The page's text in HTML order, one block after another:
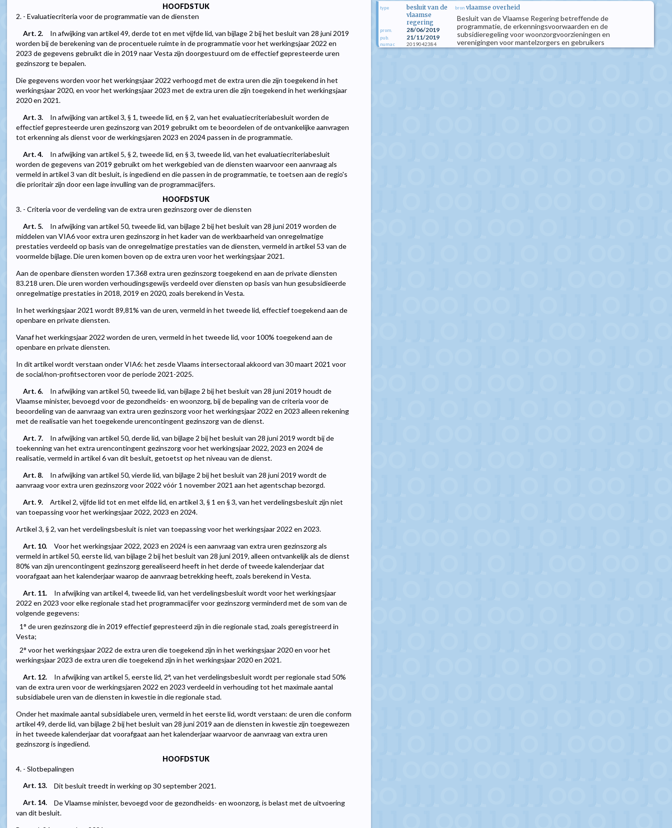
HOOFDSTUK
2. - Evaluatiecriteria voor de programmatie van de diensten
Art. 2.
In afwijking van artikel 49, derde tot en met vijfde lid, van bijlage 2 bij het besluit van 28 juni 2019
worden bij de berekening van de procentuele ruimte in de programmatie voor het werkingsjaar 2022 en
2023 de gegevens gebruikt die in 2019 naar Vesta zijn doorgestuurd om de effectief gepresteerde uren
gezinszorg te bepalen.
Die gegevens worden voor het werkingsjaar 2022 verhoogd met de extra uren die zijn toegekend in het
werkingsjaar 2020, en voor het werkingsjaar 2023 met de extra uren die zijn toegekend in het werkingsjaar
2020 en 2021.
Art. 3.
In afwijking van artikel 3, § 1, tweede lid, en § 2, van het evaluatiecriteriabesluit worden de
effectief gepresteerde uren gezinszorg van 2019 gebruikt om te beoordelen of de ontvankelijke aanvragen
tot erkenning als dienst voor de werkingsjaren 2023 en 2024 passen in de programmatie.
Art. 4.
In afwijking van artikel 5, § 2, tweede lid, en § 3, tweede lid, van het evaluatiecriteriabesluit
worden de gegevens van 2019 gebruikt om het werkgebied van de diensten waarvoor een aanvraag als
vermeld in artikel 3 van dit besluit, is ingediend en die passen in de programmatie, te toetsen aan de regio's
die prioritair zijn door een lage invulling van de programmacijfers.
HOOFDSTUK
3. - Criteria voor de verdeling van de extra uren gezinszorg over de diensten
Art. 5.
In afwijking van artikel 50, tweede lid, van bijlage 2 bij het besluit van 28 juni 2019 worden de
middelen van VIA6 voor extra uren gezinszorg in het kader van de werkbaarheid van onregelmatige
prestaties verdeeld op basis van de onregelmatige prestaties van de diensten, vermeld in artikel 53 van de
voormelde bijlage. Die uren komen boven op de extra uren voor het werkingsjaar 2021.
Aan de openbare diensten worden 17.368 extra uren gezinszorg toegekend en aan de private diensten
83.218 uren. Die uren worden verhoudingsgewijs verdeeld over diensten op basis van hun gesubsidieerde
onregelmatige prestaties in 2018, 2019 en 2020, zoals berekend in Vesta.
In het werkingsjaar 2021 wordt 89,81% van de uren, vermeld in het tweede lid, effectief toegekend aan de
openbare en private diensten.
Vanaf het werkingsjaar 2022 worden de uren, vermeld in het tweede lid, voor 100% toegekend aan de
openbare en private diensten.
In dit artikel wordt verstaan onder VIA6: het zesde Vlaams intersectoraal akkoord van 30 maart 2021 voor
de social/non-profitsectoren voor de periode 2021-2025.
Art. 6.
In afwijking van artikel 50, tweede lid, van bijlage 2 bij het besluit van 28 juni 2019 houdt de
Vlaamse minister, bevoegd voor de gezondheids- en woonzorg, bij de bepaling van de criteria voor de
beoordeling van de aanvraag van extra uren gezinszorg voor het werkingsjaar 2022 en 2023 alleen rekening
met de realisatie van het toegekende urencontingent gezinszorg van de dienst.
Art. 7.
In afwijking van artikel 50, derde lid, van bijlage 2 bij het besluit van 28 juni 2019 wordt bij de
toekenning van het extra urencontingent gezinszorg voor het werkingsjaar 2022, 2023 en 2024 de
realisatie, vermeld in artikel 6 van dit besluit, getoetst op het niveau van de dienst.
Art. 8.
In afwijking van artikel 50, vierde lid, van bijlage 2 bij het besluit van 28 juni 2019 wordt de
aanvraag voor extra uren gezinszorg voor 2022 vóór 1 november 2021 aan het agentschap bezorgd.
Art. 9.
Artikel 2, vijfde lid tot en met elfde lid, en artikel 3, § 1 en § 3, van het verdelingsbesluit zijn niet
van toepassing voor het werkingsjaar 2022, 2023 en 2024.
Artikel 3, § 2, van het verdelingsbesluit is niet van toepassing voor het werkingsjaar 2022 en 2023.
Art. 10.
Voor het werkingsjaar 2022, 2023 en 2024 is een aanvraag van extra uren gezinszorg als
vermeld in artikel 50, eerste lid, van bijlage 2 bij het besluit van 28 juni 2019, alleen ontvankelijk als de dienst
80% van zijn urencontingent gezinszorg gerealiseerd heeft in het derde of tweede kalenderjaar dat
voorafgaat aan het kalenderjaar waarop de aanvraag betrekking heeft, zoals berekend in Vesta.
Art. 11.
In afwijking van artikel 4, tweede lid, van het verdelingsbesluit wordt voor het werkingsjaar
2022 en 2023 voor elke regionale stad het programmacijfer voor gezinszorg verminderd met de som van de
volgende gegevens:
1° de uren gezinszorg die in 2019 effectief gepresteerd zijn in die regionale stad, zoals geregistreerd in
Vesta;
2° voor het werkingsjaar 2022 de extra uren die toegekend zijn in het werkingsjaar 2020 en voor het
werkingsjaar 2023 de extra uren die toegekend zijn in het werkingsjaar 2020 en 2021.
Art. 12.
In afwijking van artikel 5, eerste lid, 2°, van het verdelingsbesluit wordt per regionale stad 50%
van de extra uren voor de werkingsjaren 2022 en 2023 verdeeld in verhouding tot het maximale aantal
subsidiabele uren van de diensten in kwestie in die regionale stad.
Onder het maximale aantal subsidiabele uren, vermeld in het eerste lid, wordt verstaan: de uren die conform
artikel 49, derde lid, van bijlage 2 bij het besluit van 28 juni 2019 aan de diensten in kwestie zijn toegewezen
in het tweede kalenderjaar dat voorafgaat aan het kalenderjaar waarvoor de aanvraag van extra uren
gezinszorg is ingediend.
HOOFDSTUK
4. - Slotbepalingen
Art. 13.
Dit besluit treedt in werking op 30 september 2021.
Art. 14.
De Vlaamse minister, bevoegd voor de gezondheids- en woonzorg, is belast met de uitvoering
van dit besluit.
type
besluit van de
vlaamse
regering
prom. 28/06/2019
pub. 21/11/2019
numac 2019042384
bron vlaamse overheid
Besluit van de Vlaamse Regering betreffende de
programmatie, de erkenningsvoorwaarden en de
subsidieregeling voor woonzorgvoorzieningen en
verenigingen voor mantelzorgers en gebruikers